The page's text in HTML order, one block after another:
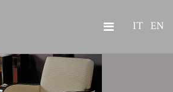
IT EN